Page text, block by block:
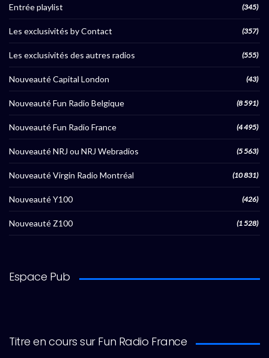
Entrée playlist (345)
Les exclusivités by Contact (357)
Les exclusivités des autres radios (555)
Nouveauté Capital London (43)
Nouveauté Fun Radio Belgique (8 591)
Nouveauté Fun Radio France (4 495)
Nouveauté NRJ ou NRJ Webradios (5 563)
Nouveauté Virgin Radio Montréal (10 831)
Nouveauté Y100 (426)
Nouveauté Z100 (1 528)
Espace Pub
Titre en cours sur Fun Radio France